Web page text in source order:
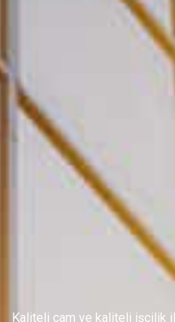
Kaliteli cam ve kaliteli işçilik